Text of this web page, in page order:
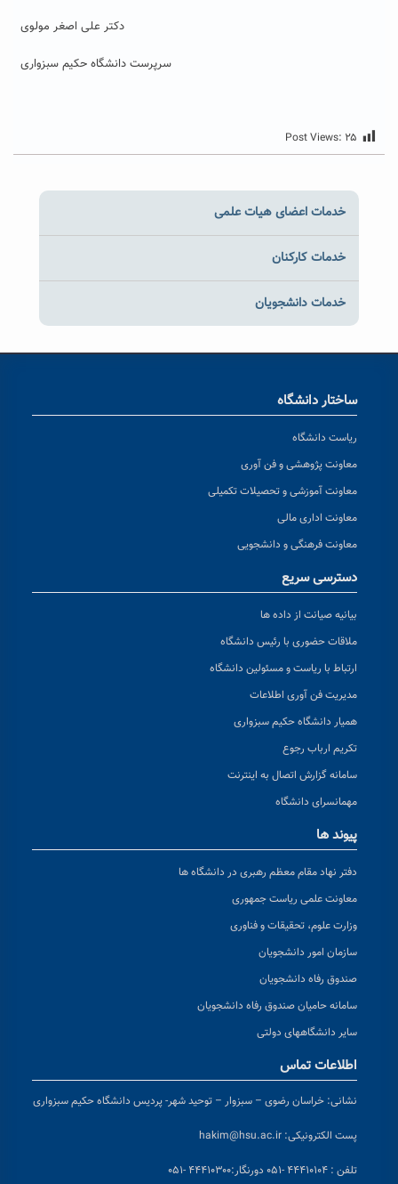
دکتر علی اصغر مولوی
سرپرست دانشگاه حکیم سبزواری
Post Views: ۲۵
خدمات اعضای هیات علمی
خدمات کارکنان
خدمات دانشجویان
ساختار دانشگاه
ریاست دانشگاه
معاونت پژوهشی و فن آوری
معاونت آموزشی و تحصیلات تکمیلی
معاونت اداری مالی
معاونت فرهنگی و دانشجویی
دسترسی سریع
بیانیه صیانت از داده ها
ملاقات حضوری با رئیس دانشگاه
ارتباط با ریاست و مسئولین دانشگاه
مدیریت فن آوری اطلاعات
همیار دانشگاه حکیم سبزواری
تکریم ارباب رجوع
سامانه گزارش اتصال به اینترنت
مهمانسرای دانشگاه
پیوند ها
دفتر نهاد مقام معظم رهبری در دانشگاه ها
معاونت علمی ریاست جمهوری
وزارت علوم، تحقیقات و فناوری
سازمان امور دانشجویان
صندوق رفاه دانشجویان
سامانه حامیان صندوق رفاه دانشجویان
سایر دانشگاههای دولتی
اطلاعات تماس
نشانی: خراسان رضوی – سبزوار – توحید شهر- پردیس دانشگاه حکیم سبزواری
پست الکترونیکی: hakim@hsu.ac.ir
تلفن : ۴۴۴۱۰۱۰۴ -۰۵۱ دورنگار:۴۴۴۱۰۳۰۰ -۰۵۱